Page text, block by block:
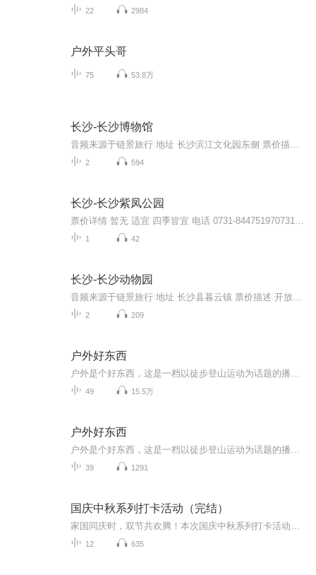
22 2984
户外平头哥
75 53.8万
长沙-长沙博物馆
2 594
长沙-长沙紫凤公园
1 42
长沙-长沙动物园
2 209
户外好东西
49 15.5万
户外好东西
39 1291
国庆中秋系列打卡活动（完结）
12 635